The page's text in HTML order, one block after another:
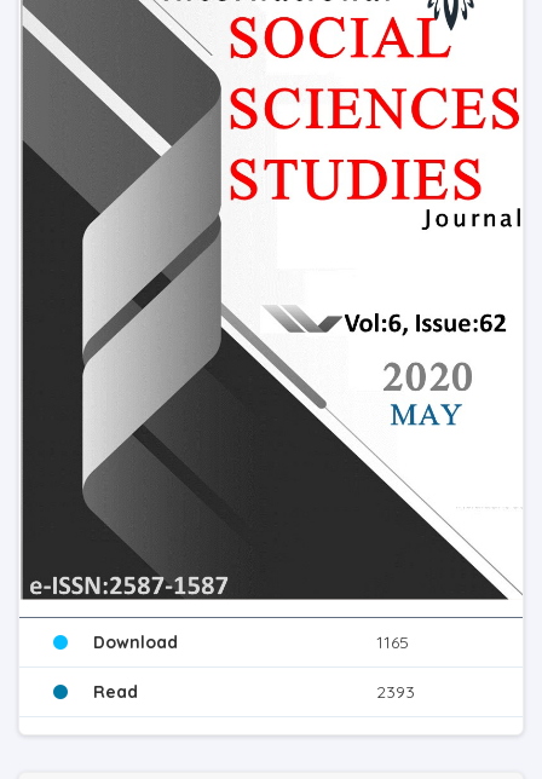
Download 1165
Read 2393